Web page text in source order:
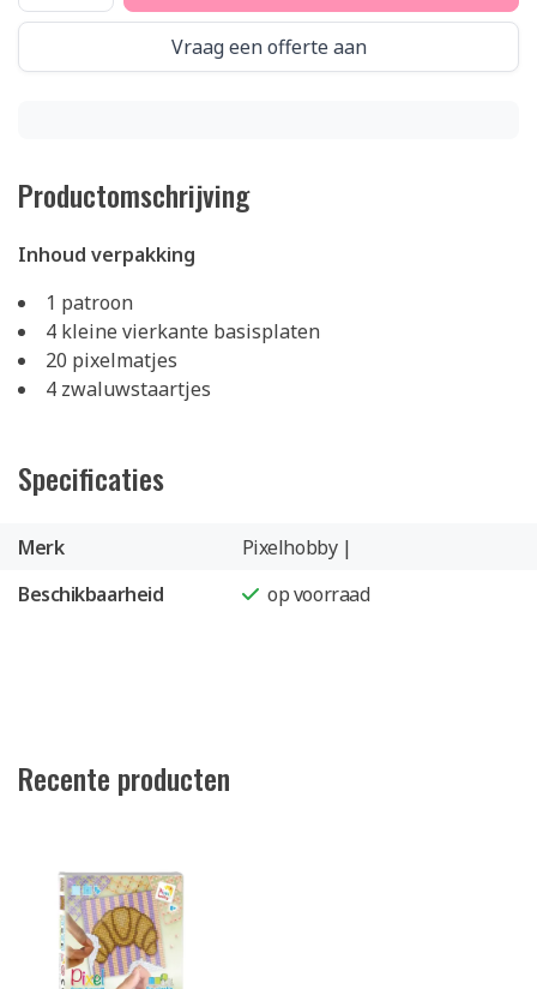
Vraag een offerte aan
Productomschrijving
Inhoud verpakking
1 patroon
4 kleine vierkante basisplaten
20 pixelmatjes
4 zwaluwstaartjes
Specificaties
Merk
Pixelhobby |
Beschikbaarheid
op voorraad
Recente producten